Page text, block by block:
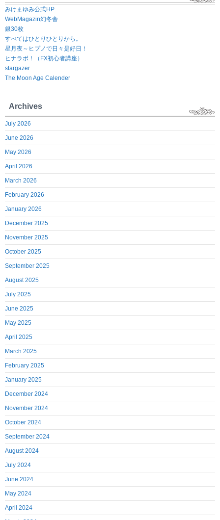
みけまゆみ公式HP
WebMagazin幻冬舎
銀30枚
すべてはひとりひとりから。
星月夜～ヒプノで日々是好日！
ヒナラボ！（FX初心者講座）
stargazer
The Moon Age Calender
Archives
July 2026
June 2026
May 2026
April 2026
March 2026
February 2026
January 2026
December 2025
November 2025
October 2025
September 2025
August 2025
July 2025
June 2025
May 2025
April 2025
March 2025
February 2025
January 2025
December 2024
November 2024
October 2024
September 2024
August 2024
July 2024
June 2024
May 2024
April 2024